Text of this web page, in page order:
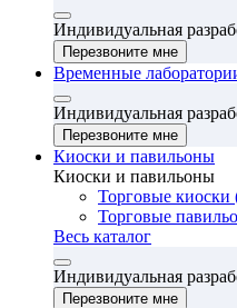
Индивидуальная
Перезвоните мне
Временные
Индивидуальная
Перезвоните мне
Киоски и павильоны
Киоски и павильоны
Торговые киоски
Торговые
Весь каталог
Индивидуальная
Перезвоните мне